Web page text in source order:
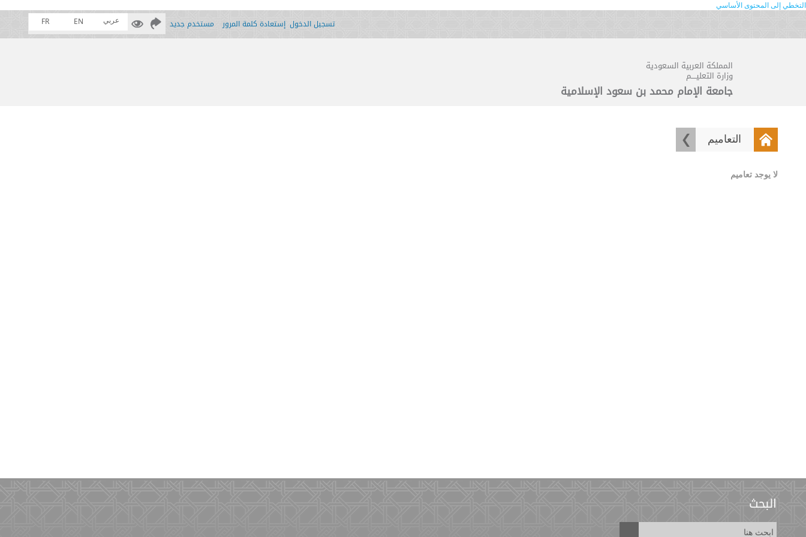
التخطي إلى المحتوى الأساسي
عربي
EN
FR مستخدم جديد إستعادة كلمة المرور تسجيل الدخول
المملكة العربية السعودية
وزارة التعليــــم
جامعة الإمام محمد بن سعود الإسلامية
التعاميم
لا يوجد تعاميم
البحث